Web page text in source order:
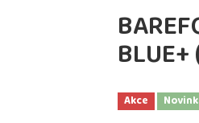
Akce